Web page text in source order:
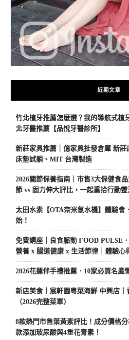
近期文章
竹北植牙推薦怎麼選？我的導航式植
北牙醫推薦【品悅牙醫診所】
新莊家具推薦｜億家具批發倉庫 新
床墊試躺、MIT 台灣製造
2026關節保養指南｜市售3大保健食
節 vs 固力伸大評比，一起重拾行動靈
太田水素【OTA奈米氫水機】體驗會
始！
免費講座｜良食脈動 FOOD PULSE
營養 x 腸道健康 x 生活節律｜體驗心
2026花蓮伴手禮推薦．10家必買名產
新店美食｜宸軒園粵菜海鮮 中興店
（2026完整菜單）
8款熱門市售葉黃素評比！成分價格
款添加玻尿酸與4重花青素！